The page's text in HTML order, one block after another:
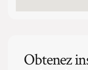
Obtenez